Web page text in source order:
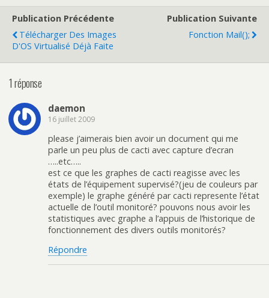
Publication Précédente
Télécharger Des Images
D'OS Virtualisé Déjà Faite
Publication Suivante
Fonction Mail();
1 réponse
daemon
16 juillet 2009
please j’aimerais bien avoir un document qui me
parle un peu plus de cacti avec capture d’ecran
…..etc…..
est ce que les graphes de cacti reagisse avec les
états de l’équipement supervisé?(jeu de couleurs par
exemple) le graphe généré par cacti represente l’état
actuelle de l’outil monitoré? pouvons nous avoir les
statistiques avec graphe a l’appuis de l’historique de
fonctionnement des divers outils monitorés?
Répondre